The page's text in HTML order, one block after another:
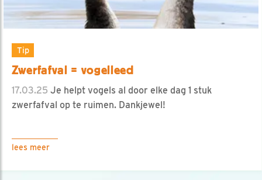
Tip
Zwerfafval = vogelleed
17.03.25 Je helpt vogels al door elke dag 1 stuk
zwerfafval op te ruimen. Dankjewel!
lees meer